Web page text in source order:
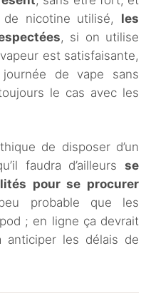
nicotine utilisé, les
, si on utilise
est satisfaisante,
de vape sans
le cas avec les
de disposer d’un
faudra d’ailleurs se
pour se procurer
probable que les
; en ligne ça devrait
anticiper les délais de